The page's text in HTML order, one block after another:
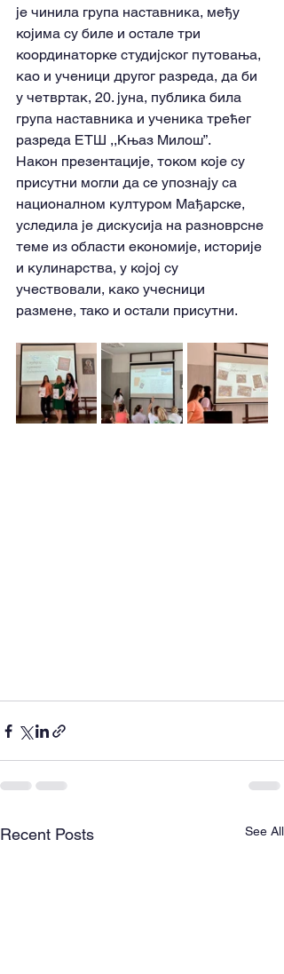
је чинила група наставника, међу
којима су биле и остале три
координаторке студијског путовања,
као и ученици другог разреда, да би
у четвртак, 20. јуна, публика била
група наставника и ученика трећег
разреда ЕТШ ,,Књаз Милош”.
Након презентације, током које су
присутни могли да се упознају са
националном културом Мађарске,
уследила је дискусија на разноврсне
теме из области економије, историје
и кулинарства, у којој су
учествовали, како учесници
размене, тако и остали присутни.
Recent Posts See All